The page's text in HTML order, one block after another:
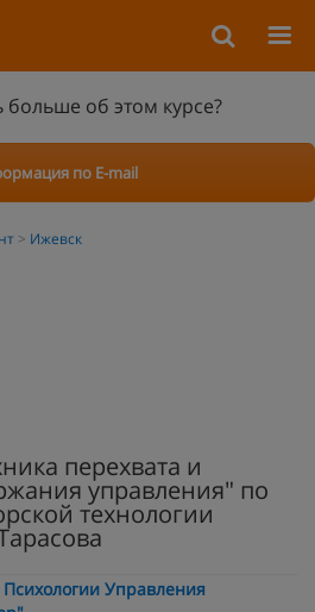
больше об этом курсе?
по E-mail
Ижевск
перехвата и
управления" по
технологии
Управления